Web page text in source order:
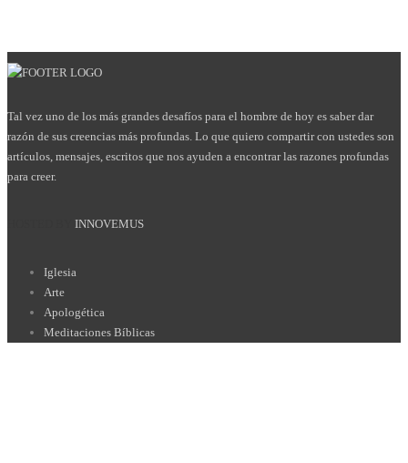
Tal vez uno de los más grandes desafíos para el hombre de hoy es saber dar
razón de sus creencias más profundas. Lo que quiero compartir con ustedes son
artículos, mensajes, escritos que nos ayuden a encontrar las razones profundas
para creer.
INNOVEMUS
Iglesia
Arte
Apologética
Meditaciones Bíblicas